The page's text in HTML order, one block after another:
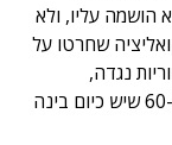
הושמה עליו, ולא
שחרטו על
נגדה,
והאופוזיציה תסכל אותה, עקב מצב התיקו 60-60 שיש כיום בינה